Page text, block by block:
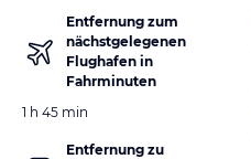
Entfernung zum
nächstgelegenen
Flughafen in
Fahrminuten
1 h 45 min
Entfernung zu